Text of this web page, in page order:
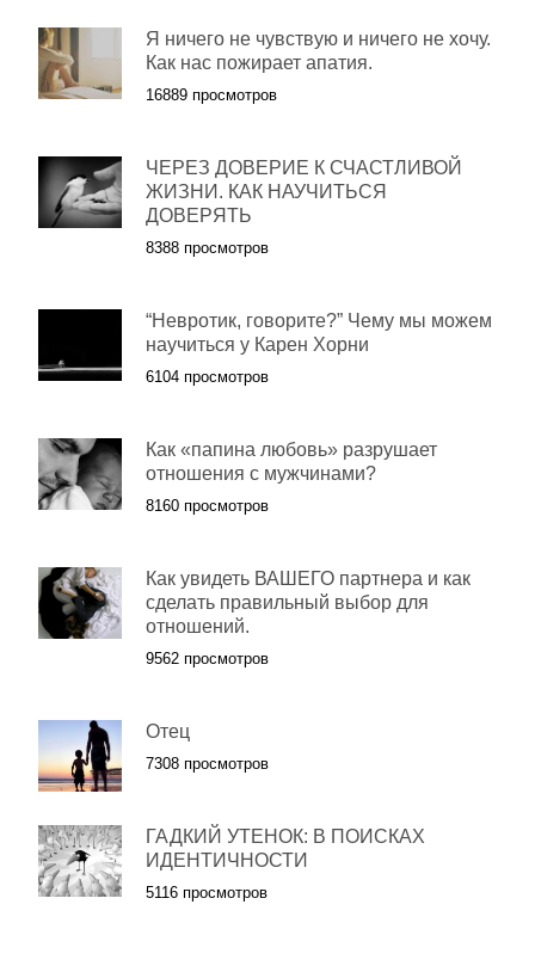
Я ничего не чувствую и ничего не хочу.
Как нас пожирает апатия.
16889 просмотров
ЧЕРЕЗ ДОВЕРИЕ К СЧАСТЛИВОЙ
ЖИЗНИ. КАК НАУЧИТЬСЯ
ДОВЕРЯТЬ
8388 просмотров
“Невротик, говорите?” Чему мы можем
научиться у Карен Хорни
6104 просмотров
Как «папина любовь» разрушает
отношения с мужчинами?
8160 просмотров
Как увидеть ВАШЕГО партнера и как
сделать правильный выбор для
отношений.
9562 просмотров
Отец
7308 просмотров
ГАДКИЙ УТЕНОК: В ПОИСКАХ
ИДЕНТИЧНОСТИ
5116 просмотров